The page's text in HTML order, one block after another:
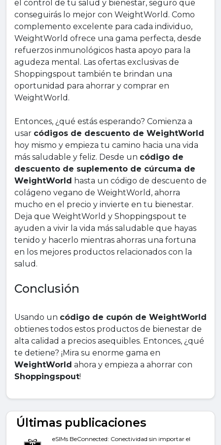
el control de tu salud y bienestar, seguro que
conseguirás lo mejor con WeightWorld. Como
complemento excelente para cada individuo,
WeightWorld ofrece una gama perfecta, desde
refuerzos inmunológicos hasta apoyo para la
agudeza mental. Las ofertas exclusivas de
Shoppingspout también te brindan una
oportunidad para ahorrar y comprar en
WeightWorld.
Entonces, ¿qué estás esperando? Comienza a
usar códigos de descuento de WeightWorld
hoy mismo y empieza tu camino hacia una vida
más saludable y feliz. Desde un código de
descuento de suplemento de cúrcuma de
WeightWorld hasta un código de descuento de
colágeno vegano de WeightWorld, ahorra
mucho en el precio y invierte en tu bienestar.
Deja que WeightWorld y Shoppingspout te
ayuden a vivir la vida más saludable que hayas
tenido y hacerlo mientras ahorras una fortuna
en los mejores productos relacionados con la
salud.
Conclusión
Usando un código de cupón de WeightWorld
obtienes todos estos productos de bienestar de
alta calidad a precios asequibles. Entonces, ¿qué
te detiene? ¡Mira su enorme gama en
WeightWorld ahora y empieza a ahorrar con
Shoppingspout!
Últimas publicaciones
eSIMs BeConnected: Conectividad sin importar el